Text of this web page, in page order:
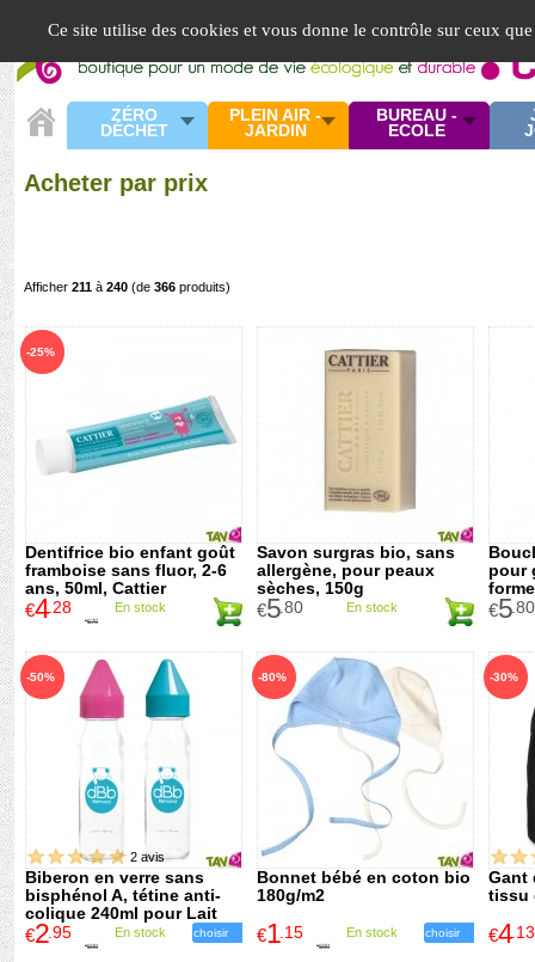
Ce site utilise des cookies et vous donne le contrôle sur ceux
ZÉRO
DÉCHET
PLEIN AIR -
JARDIN
BUREAU -
ECOLE
Acheter par prix
Afficher 211 à 240 (de 366 produits)
Dentifrice bio enfant goût
framboise sans fluor, 2-6
ans, 50ml, Cattier
-25%
€5.70
€4 .28 En stock
Savon surgras bio, sans
allergène, pour peaux
sèches, 150g
€5.80 En stock
pour
€5.80
Biberon en verre sans
bisphénol A, tétine anti-
colique 240ml pour Lait
-50%
€5.90
€2.95 En stock choisir
2 avis
Bonnet bébé en coton bio
180g/m2
-80%
€5.90
€1 .15 En stock choisir
Gant
tissu
-30%
€4 .13